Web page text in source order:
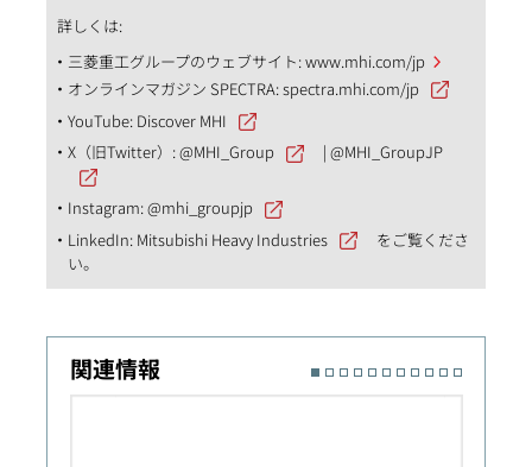
詳しくは:
三菱重工グループのウェブサイト:www.mhi.com/jp
オンラインマガジン SPECTRA:spectra.mhi.com/jp
YouTube: Discover MHI
X（旧Twitter）:@MHI_Group |@MHI_GroupJP
Instagram:@mhi_groupjp
LinkedIn: Mitsubishi Heavy Industries
をご覧くださ
い。
関連情報